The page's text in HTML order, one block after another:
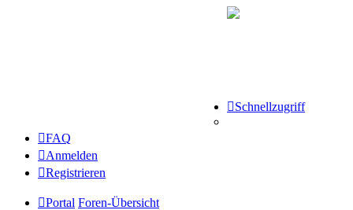
Schnellzugriff
FAQ
Anmelden
Registrieren
Portal Foren-Übersicht